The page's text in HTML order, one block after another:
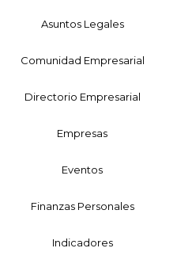
Asuntos Legales
Comunidad Empresarial
Directorio Empresarial
Empresas
Eventos
Finanzas Personales
Indicadores